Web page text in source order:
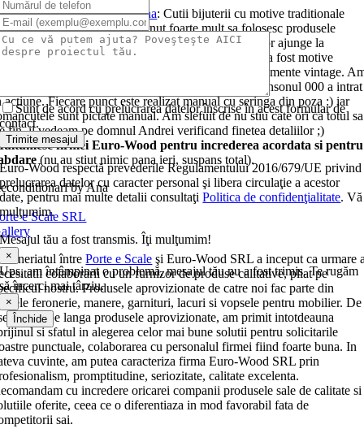
Reconditionari by Ana: Cutii bijuterii cu motive traditionale
si lucrate manual. Am tinut foarte mult sa folosesc produsele
Wood la decorarea acestor cutii pentru ca ele vor ajunge la
din Austria a acestor lacuri. Tema de baza a fost motive
romanesti pe care eu am combinat-o cu elemente vintage.
sablonul dar nu m-a ajutat foarte mult asa ca pensonul 000 a intrat
actiune. Fiecare punct este realizat manual cu seringa din poza :) iar
sunt pictate manual. Am slefuit de nu stiu cate ori ca totul sa
fin, il vedeam pe domnul Andrei verificand finetea detaliilor ;)
firmei Euro-Wood pentru increderea acordata si pentru
(nu au stiut nimic pana ieri, suspans total).
by Ana
e Scale SRL
întrePorte e Scale şi Euro-Wood SRL a inceput ca urmare
colaborarii cu un furnizor de produse calitative, pliat pe
nostru. Produsele aprovizionate de catre noi fac parte din
feronerie, manere, garnituri, lacuri si vopsele pentru mobilier. De
pe langa produsele aprovizionate, am primit intotdeauna
si sfatul in alegerea celor mai bune solutii pentru solicitarile
punctuale, colaborarea cu personalul firmei fiind foarte buna. In
cuvinte, am putea caracteriza firma Euro-Wood SRL prin
promptitudine, seriozitate, calitate excelenta.
cu incredere oricarei companii produsele sale de calitate si
oferite, ceea ce o diferentiaza in mod favorabil fata de
sai.
Sunt de acord cu prelucrarea datelor înscrise în acest formular de
contact.
Trimite mesajul
Euro-Wood respectă prevederile Regulamentului 2016/679/UE privind
prelucrarea datelor cu caracter personal şi libera circulaţie a acestor
date, pentru mai multe detalii consultaţiPolitica de confidenţialitate. Vă
mulţumim.
Mesajul tău a fost transmis. Îţi mulţumim!
×
Ups, am întâmpinat o problemă, mesajul tău nu a fost trimis. Te rugăm
să încerci mai târziu.
×
Închide